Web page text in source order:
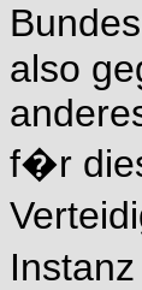
also
f�r